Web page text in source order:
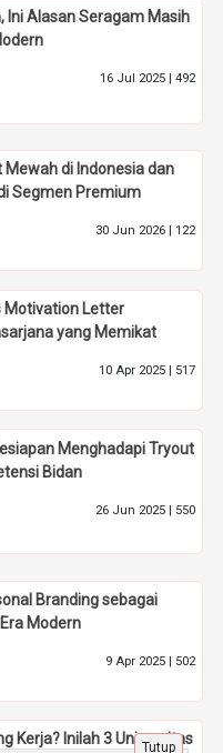
Ini Alasan Seragam Masih
16 Jul 2025 | 492
Mewah di Indonesia dan
Segmen Premium
30 Jun 2026 | 122
Motivation Letter
yang Memikat
10 Apr 2025 | 517
Menghadapi Tryout
Bidan
26 Jun 2025 | 550
Branding sebagai
Modern
9 Apr 2025 | 502
Kerja? Inilah 3 Universitas
Tutup